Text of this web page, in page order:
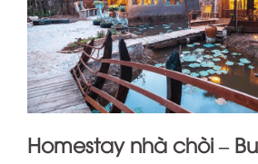
Homestay nhà chòi –